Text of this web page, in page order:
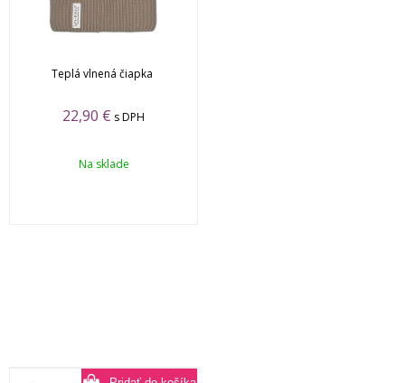
Teplá vlnená čiapka
22,90 € s DPH
Na sklade